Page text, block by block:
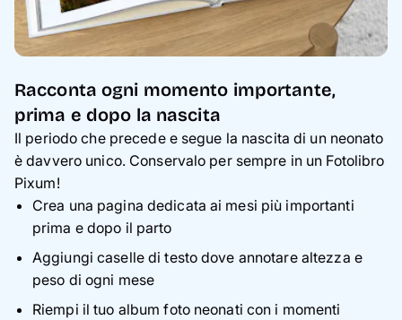
Racconta ogni momento importante,
prima e dopo la nascita
Il periodo che precede e segue la nascita di un neonato
è davvero unico. Conservalo per sempre in un Fotolibro
Pixum!
Crea una pagina dedicata ai mesi più importanti
prima e dopo il parto
Aggiungi caselle di testo dove annotare altezza e
peso di ogni mese
Riempi il tuo album foto neonati con i momenti